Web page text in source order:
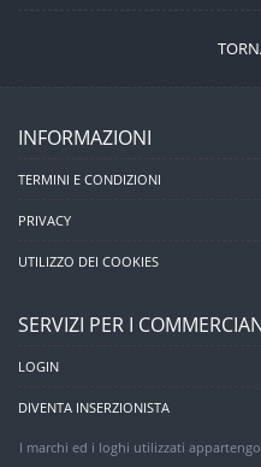
INFORMAZIONI
TERMINI E CONDIZIONI
PRIVACY
UTILIZZO DEI COOKIES
SERVIZI PER I
LOGIN
DIVENTA INSERZIONISTA
I marchi ed i loghi utilizzati